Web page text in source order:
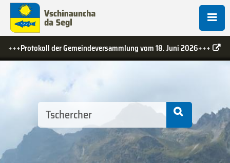
vom 18. Juni 2026+++